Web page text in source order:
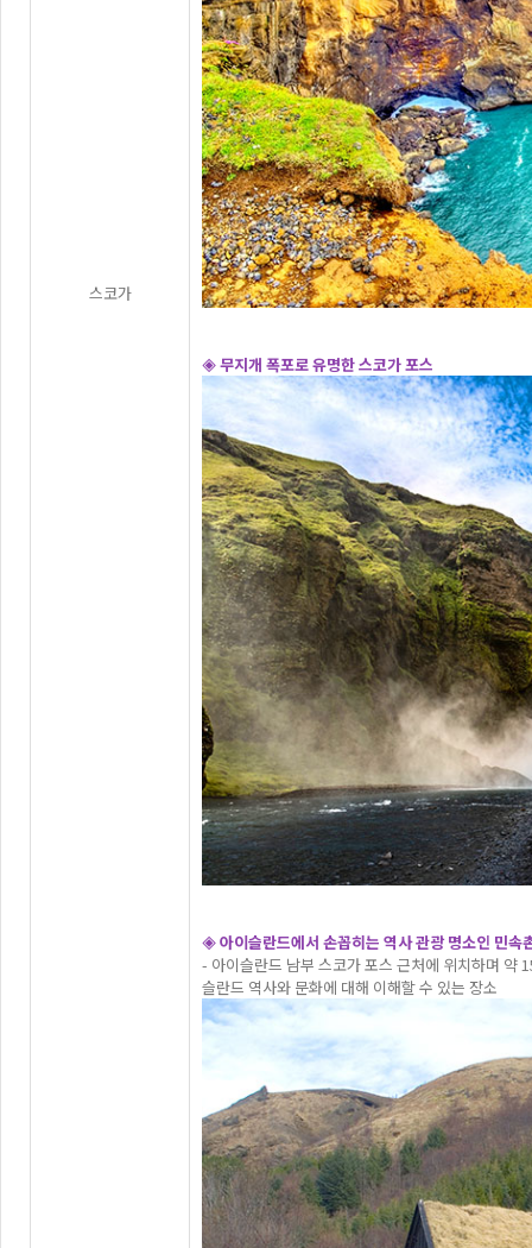
스코가
◈ 무지개 폭포로 유명한 스코가 포스
◈ 아이슬란드에서 손꼽히는 역사 관광 명소인 민속
- 아이슬란드 남부 스코가 포스 근처에 위치하며 약
슬란드 역사와 문화에 대해 이해할 수 있는 장소